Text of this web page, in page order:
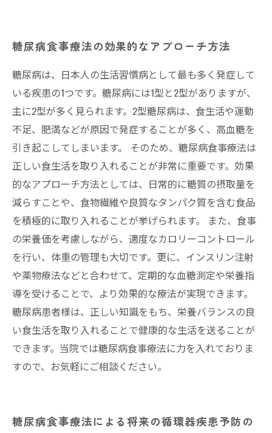
糖尿病食事療法の効果的なアプローチ方法
糖尿病は、日本人の生活習慣病として最も多く発症して
いる疾患の1つです。糖尿病には1型と2型がありますが、
主に2型が多く見られます。2型糖尿病は、食生活や運動
不足、肥満などが原因で発症することが多く、高血糖を
引き起こしてしまいます。 そのため、糖尿病食事療法は
正しい食生活を取り入れることが非常に重要です。効果
的なアプローチ方法としては、日常的に糖質の摂取量を
減らすことや、食物繊維や良質なタンパク質を含む食品
を積極的に取り入れることが挙げられます。 また、食事
の栄養価を考慮しながら、適度なカロリーコントロール
を行い、体重の管理も大切です。更に、インスリン注射
や薬物療法などと合わせて、定期的な血糖測定や栄養指
導を受けることで、より効果的な療法が実現できます。
糖尿病患者様は、正しい知識をもち、栄養バランスの良
い食生活を取り入れることで健康的な生活を送ることが
できます。当院では糖尿病食事療法に力を入れておりま
すので、お気軽にご相談ください。
糖尿病食事療法による将来の循環器疾患予防の